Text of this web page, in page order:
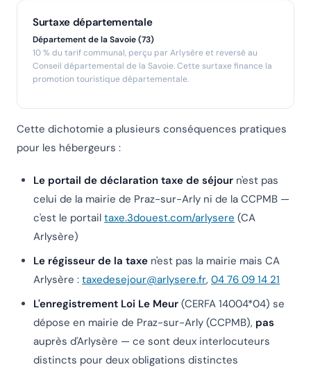
Surtaxe départementale
Département de la Savoie (73)
10 % du tarif communal, perçu par Arlysère et reversé au
Conseil départemental de la Savoie. Cette surtaxe finance la
promotion touristique départementale.
Cette dichotomie a plusieurs conséquences pratiques
pour les hébergeurs :
Le portail de déclaration taxe de séjour n'est pas
celui de la mairie de Praz-sur-Arly ni de la CCPMB —
c'est le portail taxe.3douest.com/arlysere (CA
Arlysère)
Le régisseur de la taxe n'est pas la mairie mais CA
Arlysère : taxedesejour@arlysere.fr, 04 76 09 14 21
L'enregistrement Loi Le Meur (CERFA 14004*04) se
dépose en mairie de Praz-sur-Arly (CCPMB), pas
auprès d'Arlysère — ce sont deux interlocuteurs
distincts pour deux obligations distinctes